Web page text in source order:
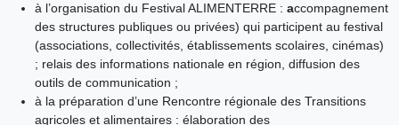
à l’organisation du Festival ALIMENTERRE : accompagnement
des structures publiques ou privées) qui participent au festival
(associations, collectivités, établissements scolaires, cinémas)
; relais des informations nationale en région, diffusion des
outils de communication ;
à la préparation d’une Rencontre régionale des Transitions
agricoles et alimentaires : élaboration des